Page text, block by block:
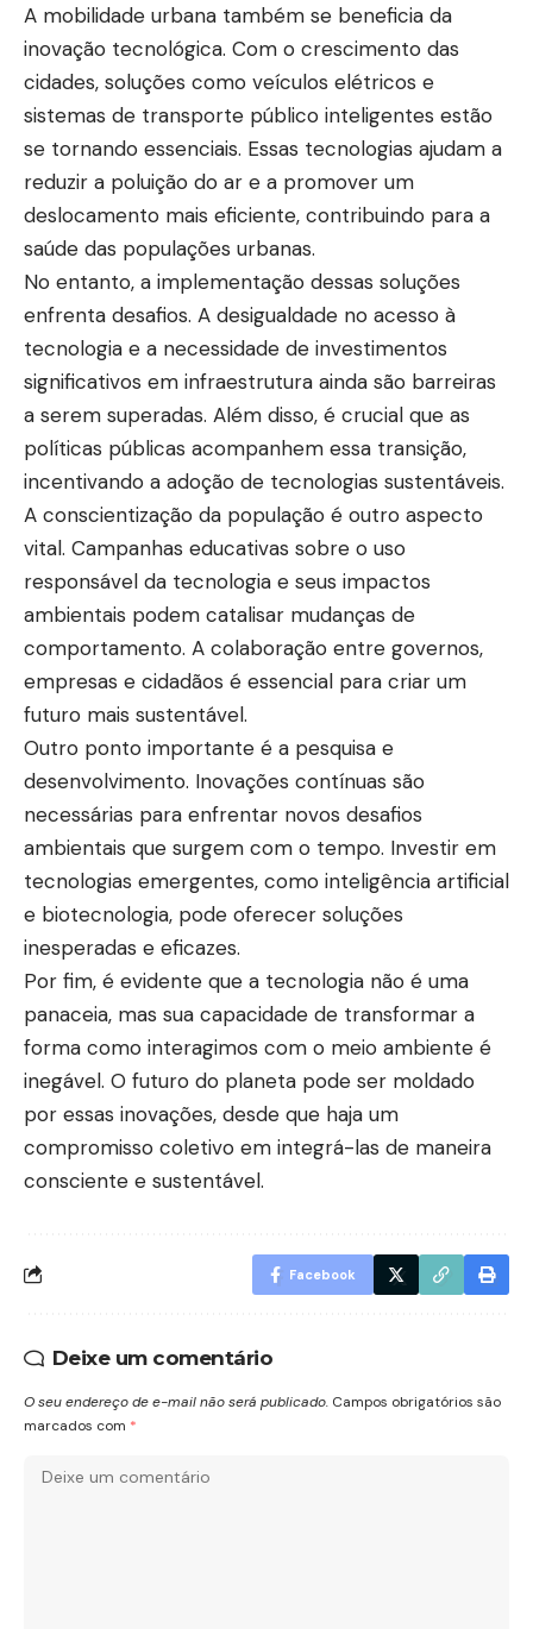
A mobilidade urbana também se beneficia da
inovação tecnológica. Com o crescimento das
cidades, soluções como veículos elétricos e
sistemas de transporte público inteligentes estão
se tornando essenciais. Essas tecnologias ajudam a
reduzir a poluição do ar e a promover um
deslocamento mais eficiente, contribuindo para a
saúde das populações urbanas.
No entanto, a implementação dessas soluções
enfrenta desafios. A desigualdade no acesso à
tecnologia e a necessidade de investimentos
significativos em infraestrutura ainda são barreiras
a serem superadas. Além disso, é crucial que as
políticas públicas acompanhem essa transição,
incentivando a adoção de tecnologias sustentáveis.
A conscientização da população é outro aspecto
vital. Campanhas educativas sobre o uso
responsável da tecnologia e seus impactos
ambientais podem catalisar mudanças de
comportamento. A colaboração entre governos,
empresas e cidadãos é essencial para criar um
futuro mais sustentável.
Outro ponto importante é a pesquisa e
desenvolvimento. Inovações contínuas são
necessárias para enfrentar novos desafios
ambientais que surgem com o tempo. Investir em
tecnologias emergentes, como inteligência artificial
e biotecnologia, pode oferecer soluções
inesperadas e eficazes.
Por fim, é evidente que a tecnologia não é uma
panaceia, mas sua capacidade de transformar a
forma como interagimos com o meio ambiente é
inegável. O futuro do planeta pode ser moldado
por essas inovações, desde que haja um
compromisso coletivo em integrá-las de maneira
consciente e sustentável.
Facebook
Deixe um comentário
O seu endereço de e-mail não será publicado. Campos obrigatórios são
marcados com *